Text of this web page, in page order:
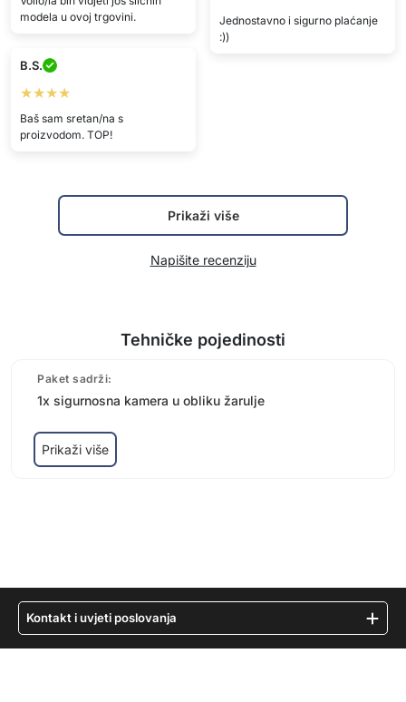
modela u ovoj trgovini.
Jednostavno i sigurno plaćanje
:))
B.S.
★★★★
Baš sam sretan/na s
proizvodom. TOP!
Prikaži više
Napišite recenziju
Tehničke pojedinosti
Paket sadrži:
1x sigurnosna kamera u obliku žarulje
Prikaži više
Kontakt i uvjeti poslovanja